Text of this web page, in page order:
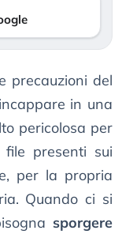
precauzioni del
in una
pericolosa per
presenti sui
per la propria
Quando ci si
sporgere